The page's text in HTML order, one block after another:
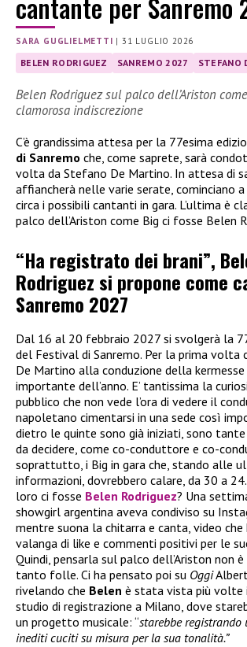
cantante per Sanremo
SARA GUGLIELMETTI |31 LUGLIO 2026
BELEN RODRIGUEZ SANREMO 2027 STEFANO
Belen Rodriguez sul palco dell’Ariston
clamorosa indiscrezione
C’è grandissima attesa per la 77esima
di Sanremo che, come saprete, sarà
volta da Stefano De Martino. In attesa di
affiancherà nelle varie serate, cominciano
circa i possibili cantanti in gara. L’ultima è
palco dell’Ariston come Big ci fosse Belen
“Ha registrato dei brani”,
Rodriguez si propone come
Sanremo 2027
Dal 16 al 20 febbraio 2027 si svolgerà la
del Festival di Sanremo. Per la prima volta
De Martino alla conduzione della
importante dell’anno. E’ tantissima la
pubblico che non vede l’ora di vedere il
napoletano cimentarsi in una sede così
dietro le quinte sono già iniziati, sono
da decidere, come co-conduttore e co-
soprattutto, i Big in gara che, stando alle
informazioni, dovrebbero calare, da 30 a
loro ci fosse Belen Rodriguez? Una
showgirl argentina aveva condiviso su
mentre suona la chitarra e canta, video
valanga di like e commenti positivi per le
Quindi, pensarla sul palco dell’Ariston non
tanto folle. Ci ha pensato poi su Oggi
rivelando che Belen è stata vista più volte
studio di registrazione a Milano, dove
un progetto musicale: “starebbe
inediti cuciti su misura per la sua tonalità.”